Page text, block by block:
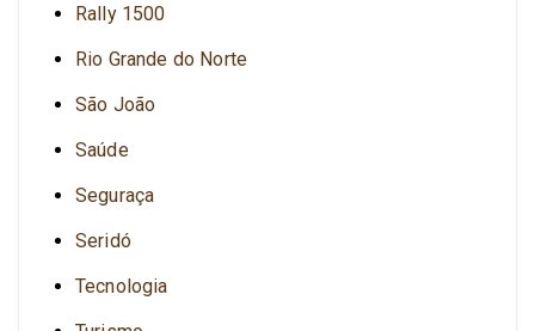
Rally 1500
Rio Grande do Norte
São João
Saúde
Seguraça
Seridó
Tecnologia